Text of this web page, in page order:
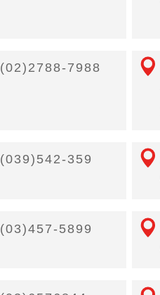
(02)2788-7988
(039)542-359
(03)457-5899